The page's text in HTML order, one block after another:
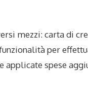
mezzi: carta di
per
applicate spese